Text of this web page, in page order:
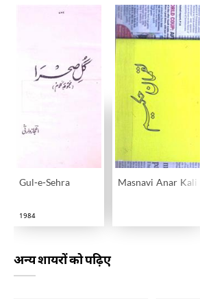
Gul-e-Sehra
1984
Masnavi Anar Kali
अन्य शायरों को पढ़िए